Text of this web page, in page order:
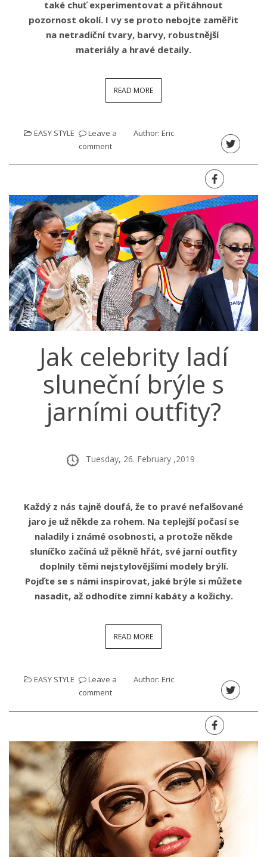
také chuť experimentovat a přitáhnout
pozornost okolí. I vy se proto nebojte zaměřit
na netradiční tvary, barvy, robustnější
materiály a hravé detaily.
READ MORE
EASY STYLE
Leave a
comment
Author: Eric
Jak celebrity ladí
sluneční brýle s
jarními outfity?
Tuesday, 26. February ,2019
Každý z nás tajně doufá, že to pravé nefalšované
jaro je už někde za rohem. Na teplejší počasí se
naladily i známé osobnosti, a protože někde
sluníčko začíná už pěkně hřát, své jarní outfity
doplnily těmi nejstylovějšími modely brýlí.
Pojďte se s námi inspirovat, jaké brýle si můžete
nasadit, až odhodíte zimní kabáty a kožichy.
READ MORE
EASY STYLE
Leave a
comment
Author: Eric